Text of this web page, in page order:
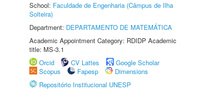
School: Faculdade de Engenharia (Câmpus de Ilha
Solteira)
Department: DEPARTAMENTO DE MATEMÁTICA
Academic Appointment Category: RDIDP Academic
title: MS-3.1
Orcid
CV Lattes
Google Scholar
Scopus
Fapesp
Dimensions
Repositório Institucional UNESP